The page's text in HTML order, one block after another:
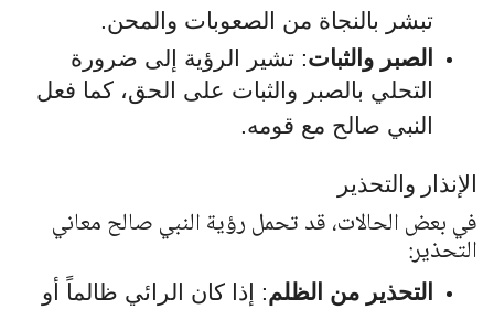
تبشر بالنجاة من الصعوبات والمحن.
الصبر والثبات: تشير الرؤية إلى ضرورة
التحلي بالصبر والثبات على الحق، كما فعل
النبي صالح مع قومه.
الإنذار والتحذير
في بعض الحالات، قد تحمل رؤية النبي صالح معاني
التحذير:
التحذير من الظلم: إذا كان الرائي ظالماً أو